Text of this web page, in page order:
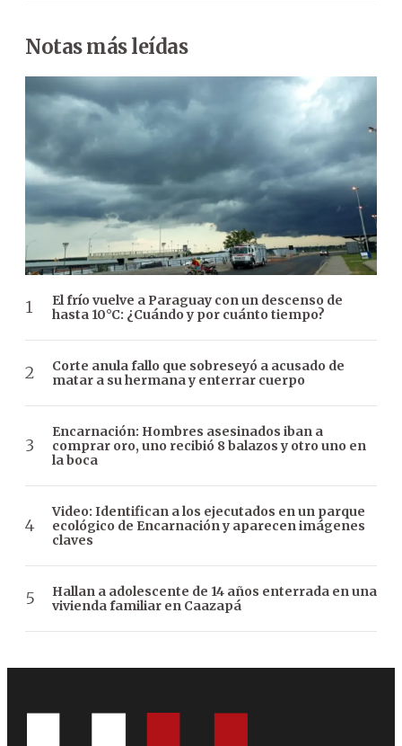
Notas más leídas
El frío vuelve a Paraguay con un descenso de
hasta 10°C: ¿Cuándo y por cuánto tiempo?
Corte anula fallo que sobreseyó a acusado de
matar a su hermana y enterrar cuerpo
Encarnación: Hombres asesinados iban a
comprar oro, uno recibió 8 balazos y otro uno en
la boca
Video: Identifican a los ejecutados en un parque
ecológico de Encarnación y aparecen imágenes
claves
Hallan a adolescente de 14 años enterrada en una
vivienda familiar en Caazapá